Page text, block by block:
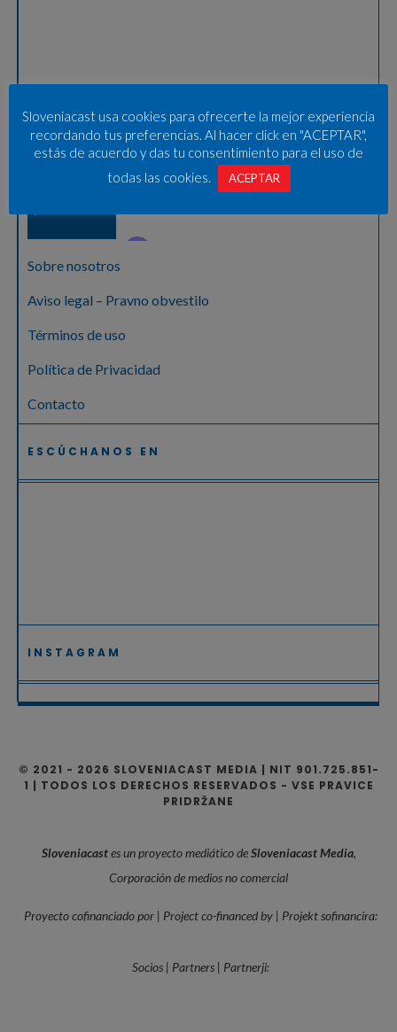
Sobre nosotros
Aviso legal – Pravno obvestilo
Términos de uso
Política de Privacidad
Contacto
ESCÚCHANOS EN
INSTAGRAM
© 2021 - 2026 SLOVENIACAST MEDIA | NIT 901.725.851-
1 | TODOS LOS DERECHOS RESERVADOS - VSE PRAVICE
PRIDRŽANE
Sloveniacastes un proyecto mediático deSloveniacast Media,
Corporación de medios no comercial
Proyecto cofinanciado por | Project co-financed by | Projekt sofinancira:
Socios | Partners | Partnerji:
Sloveniacast usa cookies para ofrecerte la mejor experiencia
recordando tus preferencias. Al hacer click en "ACEPTAR",
estás de acuerdo y das tu consentimiento para el uso de
todas las cookies.
ACEPTAR